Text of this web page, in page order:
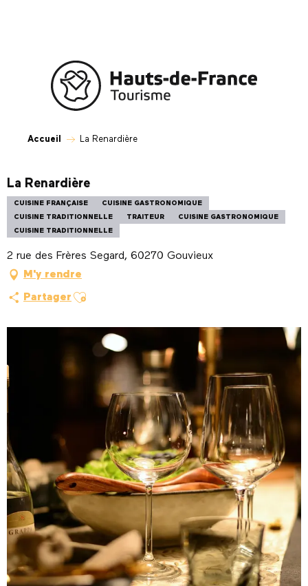
Accueil La Renardière
La Renardière
CUISINE FRANÇAISE
CUISINE GASTRONOMIQUE
CUISINE TRADITIONNELLE
TRAITEUR
CUISINE GASTRONOMIQUE
CUISINE TRADITIONNELLE
2 rue des Frères Segard, 60270 Gouvieux
M'y rendre
Partager Ajouter aux favoris